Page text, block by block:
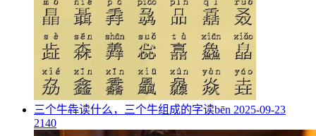
​三个牛犇读什么，三个牛组成的字读bēn 2025-09-23
2140